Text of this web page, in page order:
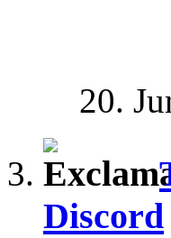
20.
Discord